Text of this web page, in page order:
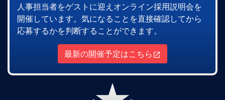
人事担当者をゲストに迎えオンライン採用説明会を
開催しています。気になることを直接確認してから
応募するかを判断することができます。
最新の開催予定はこちら